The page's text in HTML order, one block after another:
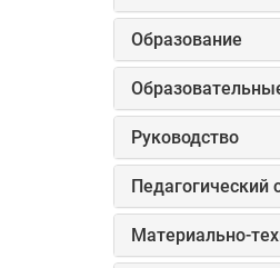
Образование
Руководство
Педагогический
Материально-